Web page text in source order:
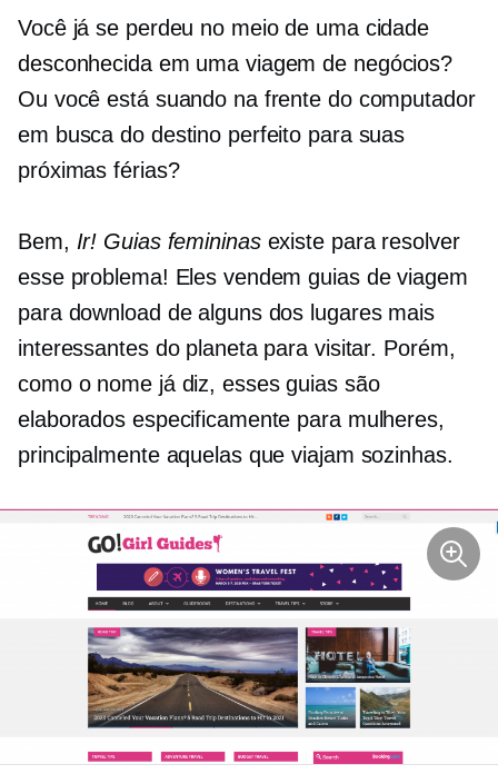
Você já se perdeu no meio de uma cidade
desconhecida em uma viagem de negócios?
Ou você está suando na frente do computador
em busca do destino perfeito para suas
próximas férias?
Bem, Ir! Guias femininasexiste para resolver
esse problema! Eles vendem guias de viagem
para download de alguns dos lugares mais
interessantes do planeta para visitar. Porém,
como o nome já diz, esses guias são
elaborados especificamente para mulheres,
principalmente aquelas que viajam sozinhas.